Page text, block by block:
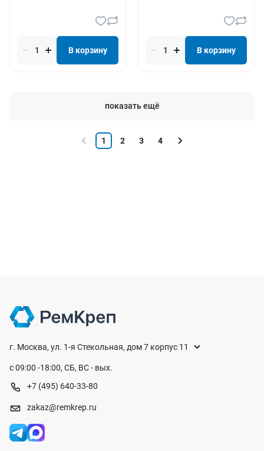
В корзину В корзину
показать ещё
1 2 3 4
г. Москва, ул. 1-я Стекольная, дом 7 корпус 11
с 09:00 -18:00, СБ, ВС - вых.
+7 (495) 640-33-80
zakaz@remkrep.ru